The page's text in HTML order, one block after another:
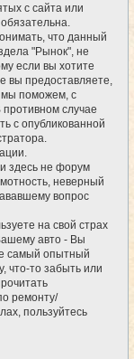
с сайта или
обязательна.
что данный
"Рынок", не
если вы хотите
вы предоставляете,
мы поможем, с
случае
с опубликованной
здесь не форум
неверный
вопрос
на свой страх
авто - Вы
самый опытный
что-то забыть или
ремонту/
пользуйтесь